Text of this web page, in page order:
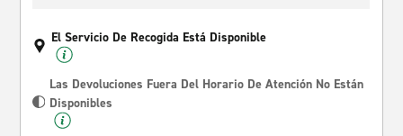
El Servicio De Recogida Está Disponible
Las Devoluciones Fuera Del Horario De Atención No Están
Disponibles